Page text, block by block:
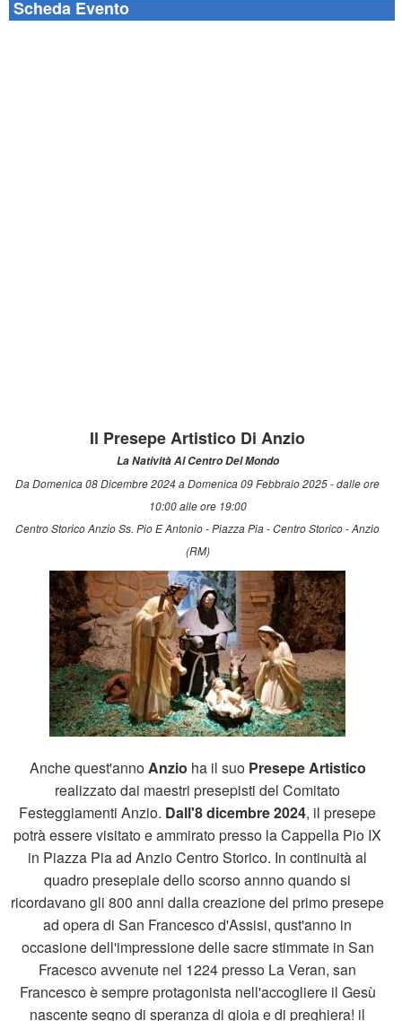
Scheda Evento
Il Presepe Artistico Di Anzio
La Natività Al Centro Del Mondo
Da Domenica 08 Dicembre 2024 a Domenica 09 Febbraio 2025 - dalle ore
10:00 alle ore 19:00
Centro Storico Anzio Ss. Pio E Antonio - Piazza Pia - Centro Storico - Anzio
(RM)
Anche quest'annoAnzio ha il suo Presepe Artistico
realizzato dai maestri presepisti del Comitato
Festeggiamenti Anzio. Dall'8 dicembre 2024, il presepe
potrà essere visitato e ammirato presso la Cappella Pio IX
in Piazza Pia ad Anzio Centro Storico. In continuità al
quadro presepiale dello scorso annno quando si
ricordavano gli 800 anni dalla creazione del primo presepe
ad opera di San Francesco d'Assisi, qust'anno in
occasione dell'impressione delle sacre stimmate in San
Fracesco avvenute nel 1224 presso La Veran, san
Francesco è sempre protagonista nell'accogliere il Gesù
nascente segno di speranza di gioia e di preghiera! il